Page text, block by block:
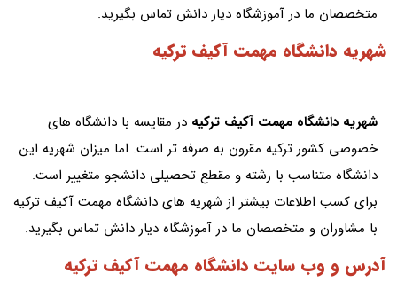
متخصصان ما در آموزشگاه دیار دانش تماس بگیرید.
شهریه دانشگاه مهمت آکیف ترکیه
شهریه دانشگاه مهمت آکیف ترکیه در مقایسه با دانشگاه های
خصوصی کشور ترکیه مقرون به صرفه تر است. اما میزان شهریه این
دانشگاه متناسب با رشته و مقطع تحصیلی دانشجو متغییر است.
برای کسب اطلاعات بیشتر از شهریه های دانشگاه مهمت آکیف ترکیه
با مشاوران و متخصصان ما در آموزشگاه دیار دانش تماس بگیرید.
آدرس و وب سایت دانشگاه مهمت آکیف ترکیه